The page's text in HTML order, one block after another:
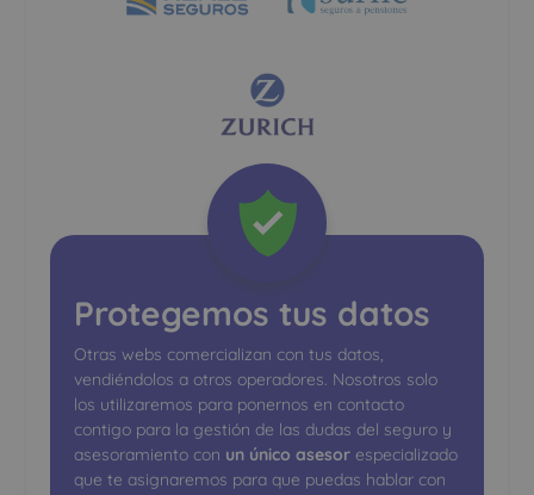
Protegemos tus datos
Otras webs comercializan con tus datos,
vendiéndolos a otros operadores. Nosotros solo
los utilizaremos para ponernos en contacto
contigo para la gestión de las dudas del seguro y
asesoramiento con un único asesor especializado
que te asignaremos para que puedas hablar con